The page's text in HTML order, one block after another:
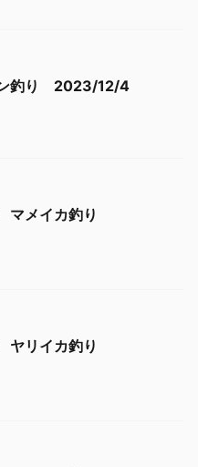
釣り 2023/12/4
マメイカ釣り
ヤリイカ釣り